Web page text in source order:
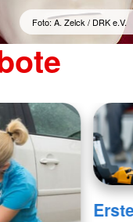
Foto: A. Zelck / DRK e.V.